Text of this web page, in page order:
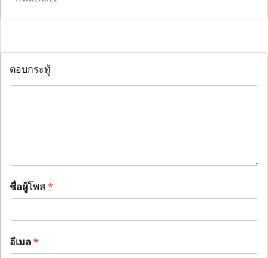
ตอบกระทู้
ชื่อผู้โพส*
อีเมล*